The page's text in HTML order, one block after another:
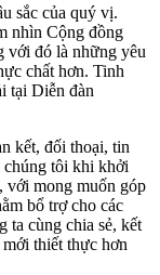
sắc của quý vị.
nhìn Cộng đồng
với đó là những yêu
chất hơn. Tinh
tại Diễn đàn
kết, đối thoại, tin
chúng tôi khi khởi
mong muốn góp
bổ trợ cho các
ta cùng chia sẻ, kết
thiết thực hơn